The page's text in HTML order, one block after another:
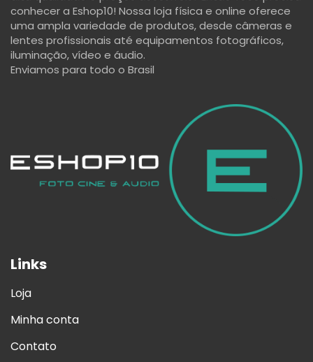
conhecer a Eshop10! Nossa loja física e online oferece
uma ampla variedade de produtos, desde câmeras e
lentes profissionais até equipamentos fotográficos,
iluminação, vídeo e áudio.
Enviamos para todo o Brasil
Links
Loja
Minha conta
Contato